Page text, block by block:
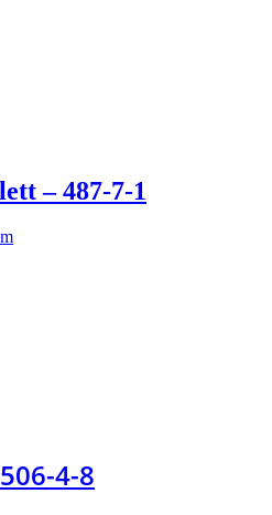
– 487-7-1
4-8